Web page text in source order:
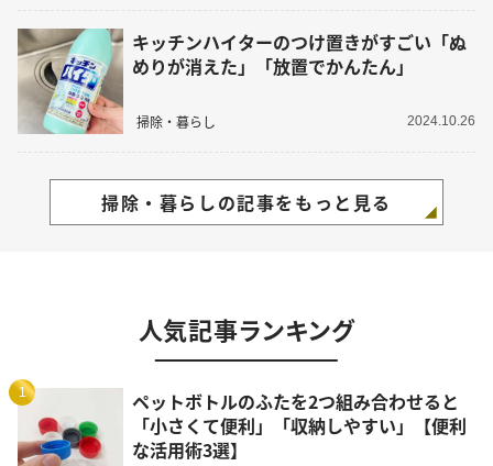
キッチンハイターのつけ置きがすごい「ぬ
めりが消えた」「放置でかんたん」
掃除・暮らし 2024.10.26
掃除・暮らしの記事をもっと見る
人気記事ランキング
1
ペットボトルのふたを2つ組み合わせると
「小さくて便利」「収納しやすい」【便利
な活用術3選】